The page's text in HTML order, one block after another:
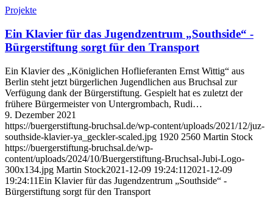
Projekte
Ein Klavier für das Jugendzentrum „Southside“ -
Bürgerstiftung sorgt für den Transport
Ein Klavier des „Königlichen Hoflieferanten Ernst Wittig“ aus
Berlin steht jetzt bürgerlichen Jugendlichen aus Bruchsal zur
Verfügung dank der Bürgerstiftung. Gespielt hat es zuletzt der
frühere Bürgermeister von Untergrombach, Rudi…
9. Dezember 2021
https://buergerstiftung-bruchsal.de/wp-content/uploads/2021/12/juz-
southside-klavier-ya_geckler-scaled.jpg 1920 2560 Martin Stock
https://buergerstiftung-bruchsal.de/wp-
content/uploads/2024/10/Buergerstiftung-Bruchsal-Jubi-Logo-
300x134.jpg Martin Stock2021-12-09 19:24:11 2021-12-09
19:24:11Ein Klavier für das Jugendzentrum „Southside“ -
Bürgerstiftung sorgt für den Transport